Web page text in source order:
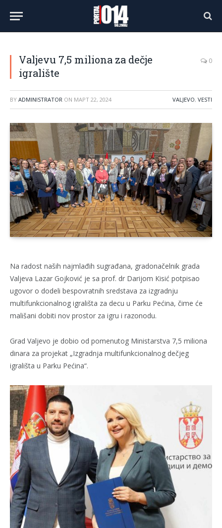
Valjevu 7,5 miliona za dečje
igralište
0
BY ADMINISTRATOR ON МАРТ 22, 2024 VALJEVO, VESTI
Na radost naših najmlađih sugrađana, gradonačelnik grada
Valjeva Lazar Gojković je sa prof. dr Darijom Кisić potpisao
ugovor o dodeli bespovratnih sredstava za izgradnju
multifunkcionalnog igrališta za decu u Parku Pećina, čime će
mališani dobiti nov prostor za igru i razonodu.
Grad Valjevo je dobio od pomenutog Ministarstva 7,5 miliona
dinara za projekat „Izgradnja multifunkcionalnog dečjeg
igrališta u Parku Pećina“.